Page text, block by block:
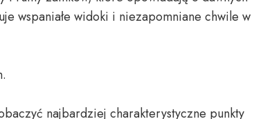
wspaniałe widoki i niezapomniane chwile w
najbardziej charakterystyczne punkty